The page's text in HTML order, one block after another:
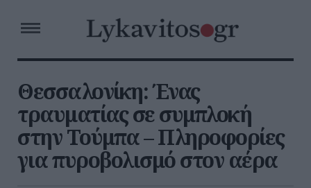
Θεσσαλονίκη: Ένας
τραυματίας σε συμπλοκή
στην Τούμπα – Πληροφορίες
για πυροβολισμό στον αέρα